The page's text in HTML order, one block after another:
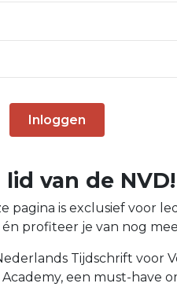
Inloggen
van de NVD!
pagina is exclusief voor
profiteer je van nog
Tijdschrift voor
een must-have